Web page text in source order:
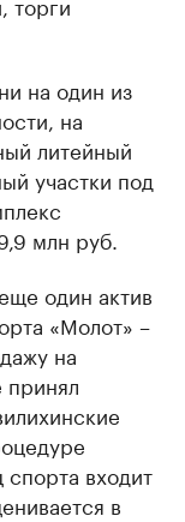
на один из
на
литейный
участки под
млн руб.
еще один актив
«Молот» –
на
принял
входит
в